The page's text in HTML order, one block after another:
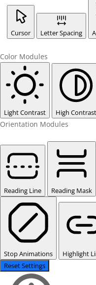
Cursor Letter Spacing
Color Modules
Light Contrast High Contrast
Orientation Modules
Reading Line Reading Mask
Stop Animations
Highlight
Reset Settings